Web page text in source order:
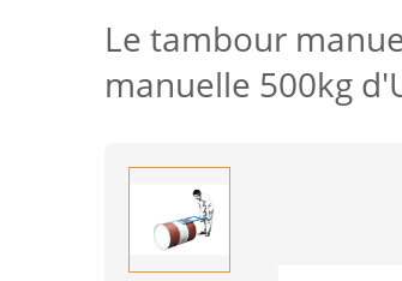
Le tambour
manuelle 500kg